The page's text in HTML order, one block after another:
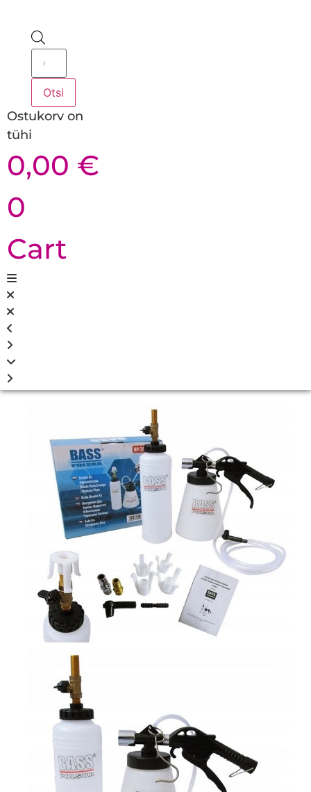
Products
search
Otsi
Ostukorv on
tühi
0,00 €
0
Cart